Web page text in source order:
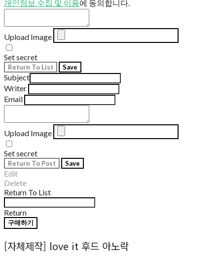
개인정보 수집 및 이용에 동의합니다.
Upload Image
Set secret
Return To List Save
Subject
Writer
Email
Upload Image
Set secret
Return To Post Save
Edit
Delete
Return To List
Return
구매하기
[자체제작] love it 후드 아노락